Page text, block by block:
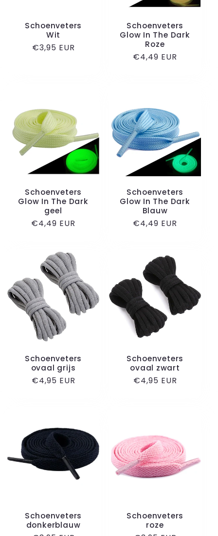
Schoenveters
Wit
Normale
€3,95 EUR
Schoenveters
Glow In The Dark
Roze
Normale
€4,49 EUR
Schoenveters
Glow In The Dark
geel
Normale
€4,49 EUR
Schoenveters
Glow In The Dark
Blauw
Normale
€4,49 EUR
Schoenveters
ovaal grijs
Normale
€4,95 EUR
Schoenveters
ovaal zwart
Normale
€4,95 EUR
Schoenveters
donkerblauw
Schoenveters
roze